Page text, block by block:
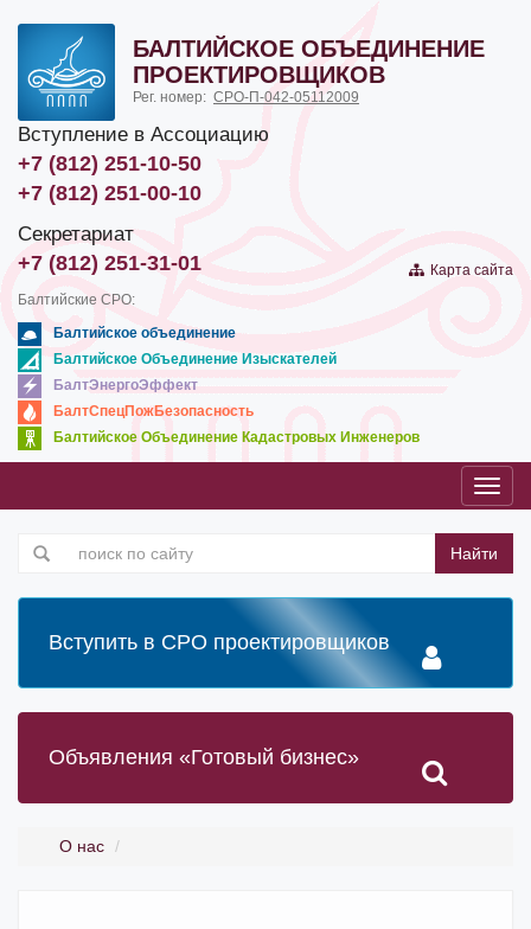
БАЛТИЙСКОЕ ОБЪЕДИНЕНИЕ
ПРОЕКТИРОВЩИКОВ
Рег. номер: СРО-П-042-05112009
Вступление в Ассоциацию
+7 (812) 251-10-50
+7 (812) 251-00-10
Секретариат
+7 (812) 251-31-01
Карта сайта
Балтийские СРО:
Балтийское объединение
Балтийское Объединение Изыскателей
БалтЭнергоЭффект
БалтСпецПожБезопасность
Балтийское Объединение Кадастровых Инженеров
Найти
Вступить в СРО проектировщиков
Объявления «Готовый бизнес»
О нас